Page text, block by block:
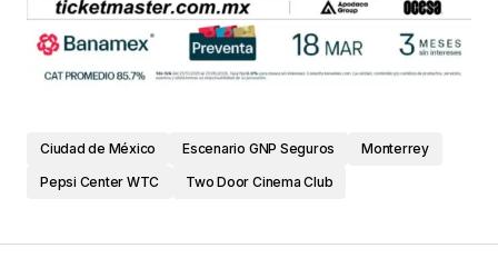
Ciudad de México Escenario GNP Seguros
Monterrey
Pepsi Center WTC
Two Door Cinema Club